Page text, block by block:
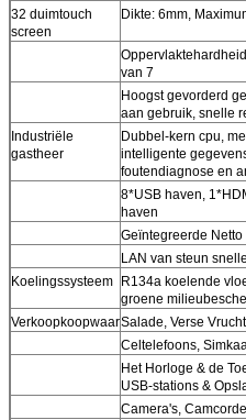
32 duimtouch
screen
Dikte: 6mm,
van 7
Hoogst gevorderd
aan gebruik, snelle
Industriële
gastheer
Dubbel-kern cpu,
intelligente
foutendiagnose en
8*USB haven,
haven
Geïntegreerde
LAN van steun
Koelingssysteem R134a koelende
groene
VerkoopkoopwaarSalade, Verse
Celtelefoons,
Het Horloge & de
USB-stations &
Camera's,